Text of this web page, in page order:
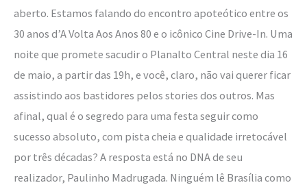
aberto. Estamos falando do encontro apoteótico entre os
30 anos d’A Volta Aos Anos 80 e o icônico Cine Drive-In. Uma
noite que promete sacudir o Planalto Central neste dia 16
de maio, a partir das 19h, e você, claro, não vai querer ficar
assistindo aos bastidores pelos stories dos outros. Mas
afinal, qual é o segredo para uma festa seguir como
sucesso absoluto, com pista cheia e qualidade irretocável
por três décadas? A resposta está no DNA de seu
realizador, Paulinho Madrugada. Ninguém lê Brasília como